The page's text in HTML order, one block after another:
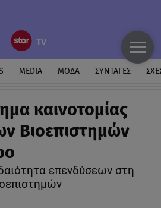
MEDIA ΜΟΔΑ ΣΥΝΤΑΓΕΣ
καινοτομίας
Βιοεπιστημών
επενδύσεων στη